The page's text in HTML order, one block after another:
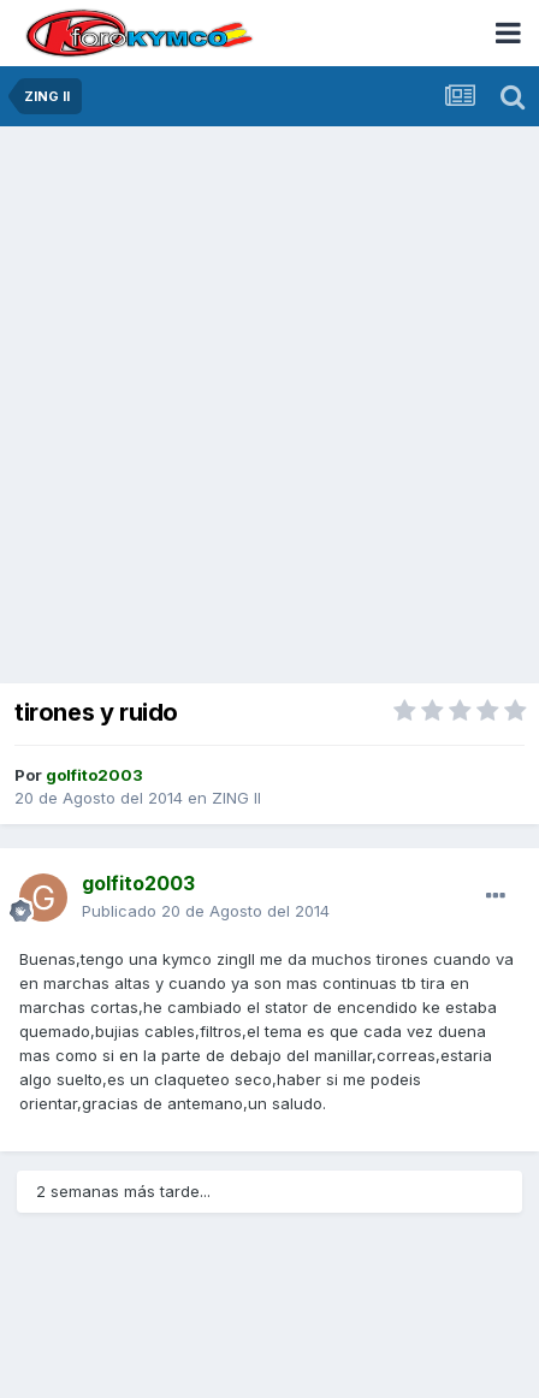
ZING II
tirones y ruido
Por golfito2003
20 de Agosto del 2014 en ZING II
golfito2003
Publicado 20 de Agosto del 2014
Buenas,tengo una kymco zingII me da muchos tirones cuando va
en marchas altas y cuando ya son mas continuas tb tira en
marchas cortas,he cambiado el stator de encendido ke estaba
quemado,bujias cables,filtros,el tema es que cada vez duena
mas como si en la parte de debajo del manillar,correas,estaria
algo suelto,es un claqueteo seco,haber si me podeis
orientar,gracias de antemano,un saludo.
2 semanas más tarde...